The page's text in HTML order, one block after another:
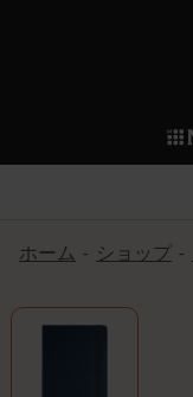
ホーム ショップ